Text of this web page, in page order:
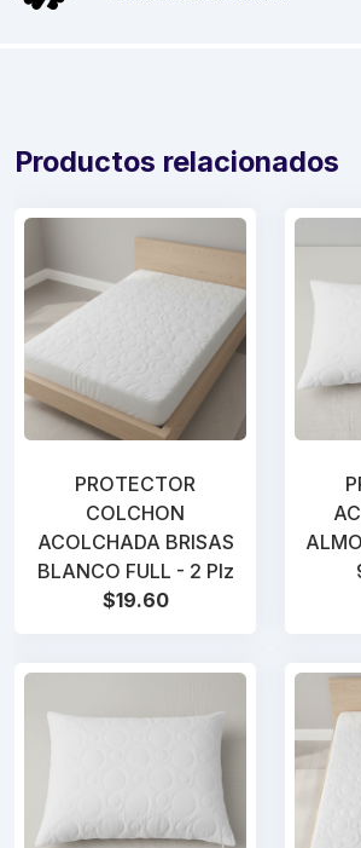
Productos relacionados
PROTECTOR
COLCHON
ACOLCHADA BRISAS
BLANCO FULL - 2 Plz
$19.60